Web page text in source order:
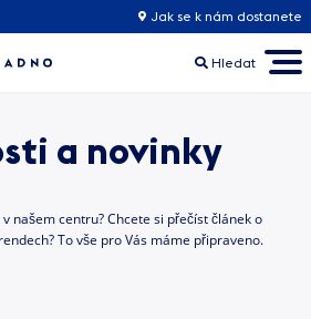
Jak se k nám dostanete
Hledat
a novinky
našem centru? Chcete si přečíst článek o
To vše pro Vás máme připraveno.